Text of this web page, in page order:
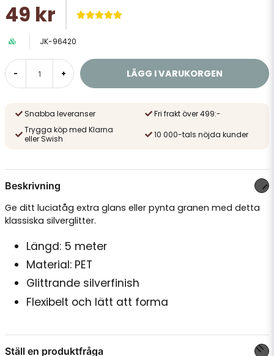
49 kr
JK-96420
- + LÄGG I VARUKORGEN
Snabba leveranser
Fri frakt över 499:-
Trygga köp med Klarna
eller Swish
10 000-tals nöjda kunder
Beskrivning
Ge ditt luciatåg extra glans eller pynta granen med detta
klassiska silverglitter.
Längd: 5 meter
Material: PET
Glittrande silverfinish
Flexibelt och lätt att forma
Ställ en produktfråga